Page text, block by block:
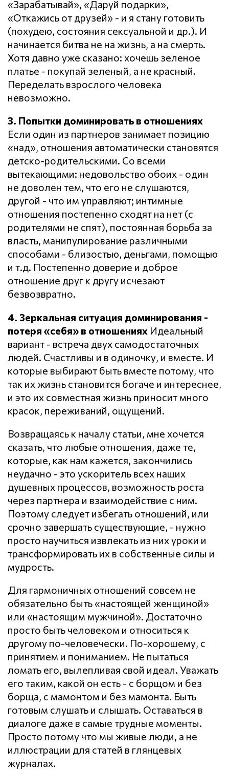
«Зарабатывай», «Даруй подарки»,
«Откажись от друзей» - и я стану готовить
(похудею, состояния сексуальной и др.). И
начинается битва не на жизнь, а на смерть.
Хотя давно уже сказано: хочешь зеленое
платье - покупай зеленый, а не красный.
Переделать взрослого человека
невозможно.
3. Попытки доминировать в отношениях
Если один из партнеров занимает позицию
«над», отношения автоматически становятся
детско-родительскими. Со всеми
вытекающими: недовольство обоих - один
не доволен тем, что его не слушаются,
другой - что им управляют; интимные
отношения постепенно сходят на нет (с
родителями не спят), постоянная борьба за
власть, манипулирование различными
способами - близостью, деньгами, помощью
и т.д. Постепенно доверие и доброе
отношение друг к другу исчезают
безвозвратно.
4. Зеркальная ситуация доминирования -
потеря «себя» в отношениях Идеальный
вариант - встреча двух самодостаточных
людей. Счастливы и в одиночку, и вместе. И
которые выбирают быть вместе потому, что
так их жизнь становится богаче и интереснее,
и это их совместная жизнь приносит много
красок, переживаний, ощущений.
Возвращаясь к началу статьи, мне хочется
сказать, что любые отношения, даже те,
которые, как нам кажется, закончились
неудачно - это ускоритель всех наших
душевных процессов, возможность роста
через партнера и взаимодействие с ним.
Поэтому следует избегать отношений, или
срочно завершать существующие, - нужно
просто научиться извлекать из них уроки и
трансформировать их в собственные силы и
мудрость.
Для гармоничных отношений совсем не
обязательно быть «настоящей женщиной»
или «настоящим мужчиной». Достаточно
просто быть человеком и относиться к
другому по-человечески. По-хорошему, с
принятием и пониманием. Не пытаться
ломать его, вылепливая свой идеал. Уважать
его таким, какой он есть - с борщом и без
борща, с мамонтом и без мамонта. Быть
готовым слушать и слышать. Оставаться в
диалоге даже в самые трудные моменты.
Просто потому что мы живые люди, а не
иллюстрации для статей в глянцевых
журналах.